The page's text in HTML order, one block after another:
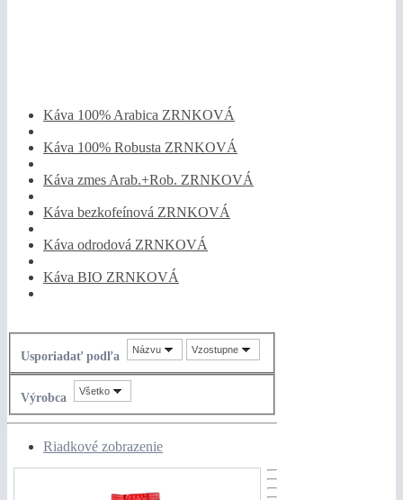
Káva 100% Arabica ZRNKOVÁ
Káva 100% Robusta ZRNKOVÁ
Káva zmes Arab.+Rob. ZRNKOVÁ
Káva bezkofeínová ZRNKOVÁ
Káva odrodová ZRNKOVÁ
Káva BIO ZRNKOVÁ
Usporiadať podľa Názvu Vzostupne
Výrobca Všetko
Riadkové zobrazenie